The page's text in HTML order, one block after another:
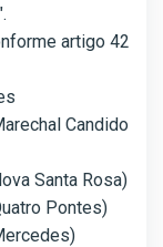
artigo 42
Candido
Santa Rosa)
Pontes)